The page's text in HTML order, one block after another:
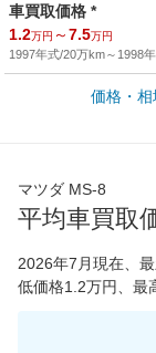
車買取価格 *
1.2万円 ～7.5万円
1997年式/20万km～ 1998
新車カタログ価格
65,050円
価格・
マツダ MS-8
平均車買取
2026年7月現在 、
低価格1.2万円、最